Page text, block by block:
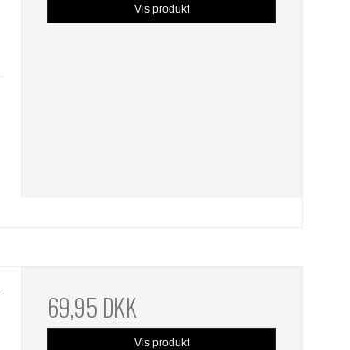
Vis produkt
69,95 DKK
Vis produkt